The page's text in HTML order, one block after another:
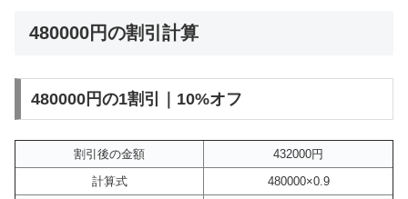
480000円の割引計算
480000円の1割引｜10%オフ
割引後の金額
432000円
計算式
480000×0.9